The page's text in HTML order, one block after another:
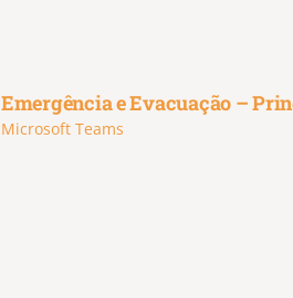
Emergência e Evacuação –
Microsoft Teams